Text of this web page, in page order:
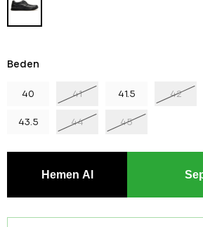
Beden
40 41 41.5 42
43.5 44 45